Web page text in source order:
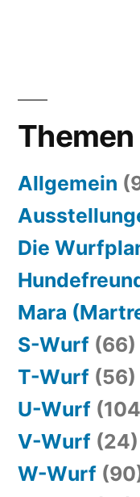
Themen
Allgemein
Die
Mara
S-Wurf (66)
T-Wurf (56)
U-Wurf
V-Wurf (24)
W-Wurf